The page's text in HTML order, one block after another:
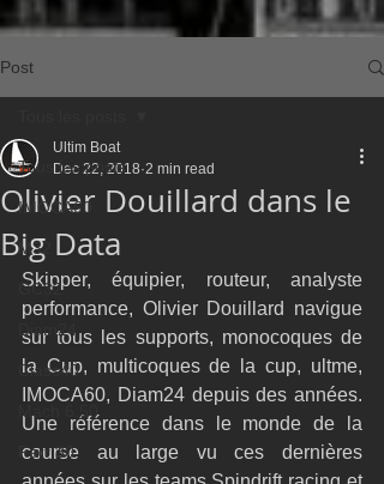
Post
Tous les posts
IMOCA60
M32
GC32
Diam24
Class40
Mach 6.50
Farr 30
Olivier Douillard dans le
Big Data
Ultim Boat
Dec 22, 2018 2 min read
Skipper, équipier, routeur, analyste
performance, Olivier Douillard navigue
sur tous les supports, monocoques de
la Cup, multicoques de la cup, ultme,
IMOCA60, Diam24 depuis des années.
Une référence dans le monde de la
course au large vu ces dernières